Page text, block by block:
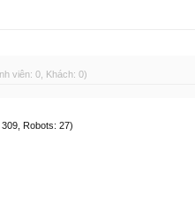
viên: 0, Khách: 0)
Robots: 27)